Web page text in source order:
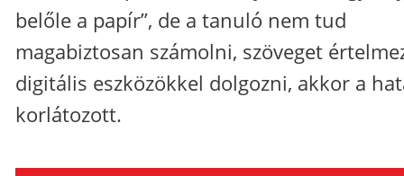
belőle a papír”, de a tanuló nem tud
magabiztosan számolni, szöveget
digitális eszközökkel dolgozni, akkor a
korlátozott.